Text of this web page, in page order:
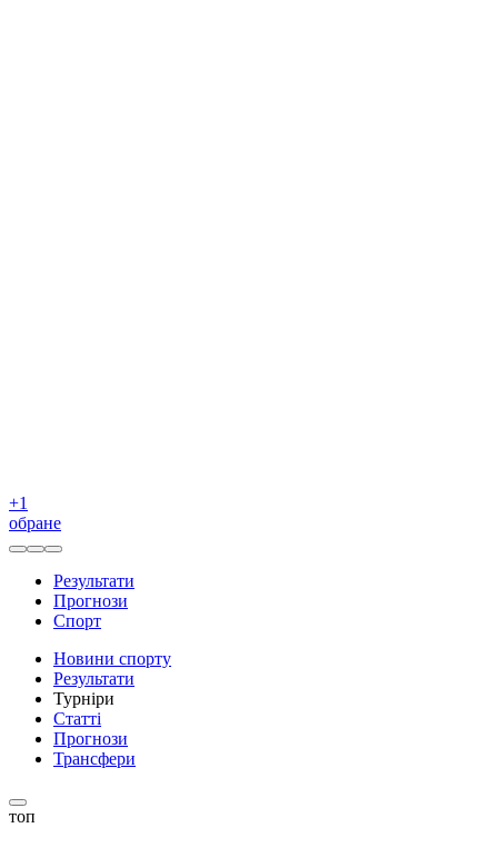
+1
обране
Результати
Прогнози
Спорт
Новини спорту
Результати
Турніри
Статті
Прогнози
Трансфери
топ